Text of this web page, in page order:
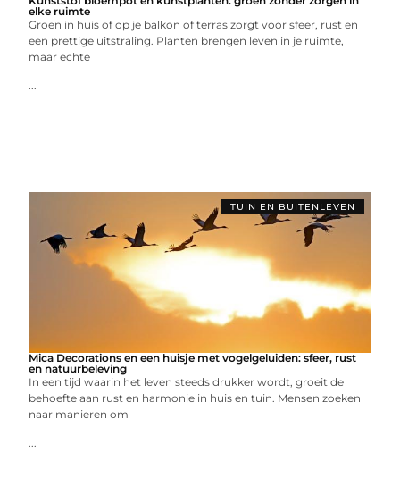
elke ruimte
Groen in huis of op je balkon of terras zorgt voor sfeer, rust en
een prettige uitstraling. Planten brengen leven in je ruimte,
maar echte
...
TUIN EN BUITENLEVEN
Mica Decorations en een huisje met vogelgeluiden: sfeer, rust
en natuurbeleving
In een tijd waarin het leven steeds drukker wordt, groeit de
behoefte aan rust en harmonie in huis en tuin. Mensen zoeken
naar manieren om
...